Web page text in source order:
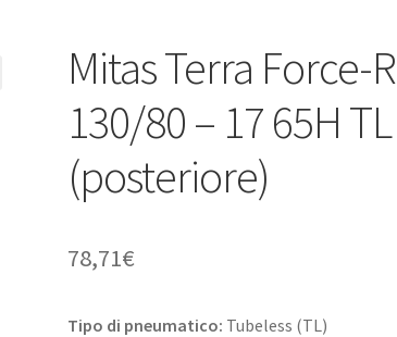
Mitas Terra Force-R
130/80 – 17 65H TL
(posteriore)
78,71€
Tipo di pneumatico: Tubeless (TL)